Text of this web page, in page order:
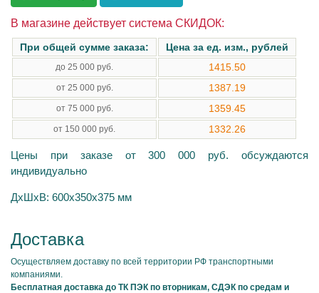
В магазине действует система СКИДОК:
При общей сумме заказа: Цена за ед. изм., рублей
до 25 000 руб. 1415.50
от 25 000 руб. 1387.19
от 75 000 руб. 1359.45
от 150 000 руб. 1332.26
Цены при заказе от 300 000 руб. обсуждаются
индивидуально
ДхШхВ: 600x350x375 мм
Доставка
Осуществляем доставку по всей территории РФ транспортными
компаниями.
Бесплатная доставка до ТК ПЭК по вторникам, СДЭК по средам и